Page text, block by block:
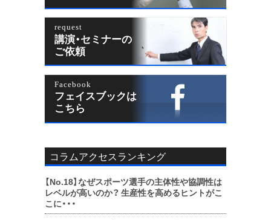
request
講演・セミナーの
ご依頼
Facebook
フェイスブックは
こちら
コラムアクセスランキング
【No.18】 なぜスポーツ選手の主体性や協調性は
レベルが高いのか？ 生産性を高めるヒントがこ
こに・・・